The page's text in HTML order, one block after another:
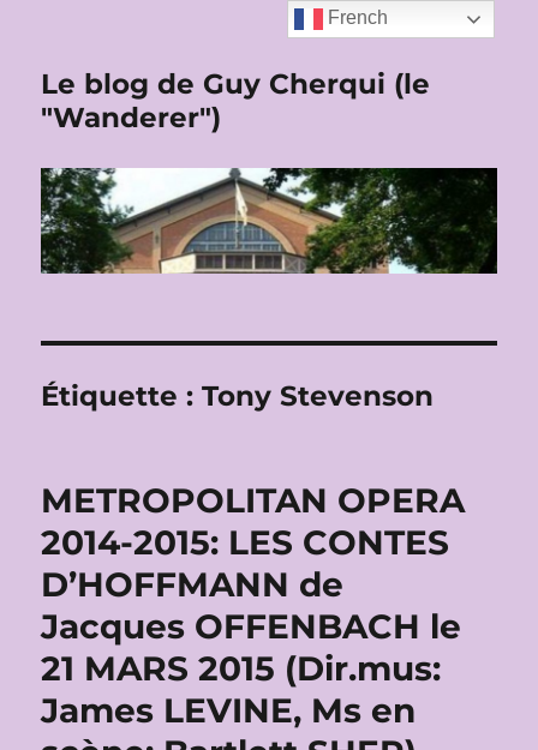
Le blog de Guy Cherqui (le
"Wanderer")
Étiquette :Tony Stevenson
METROPOLITAN OPERA
2014-2015: LES CONTES
D’HOFFMANN de
Jacques OFFENBACH le
21 MARS 2015 (Dir.mus:
James LEVINE, Ms en
French